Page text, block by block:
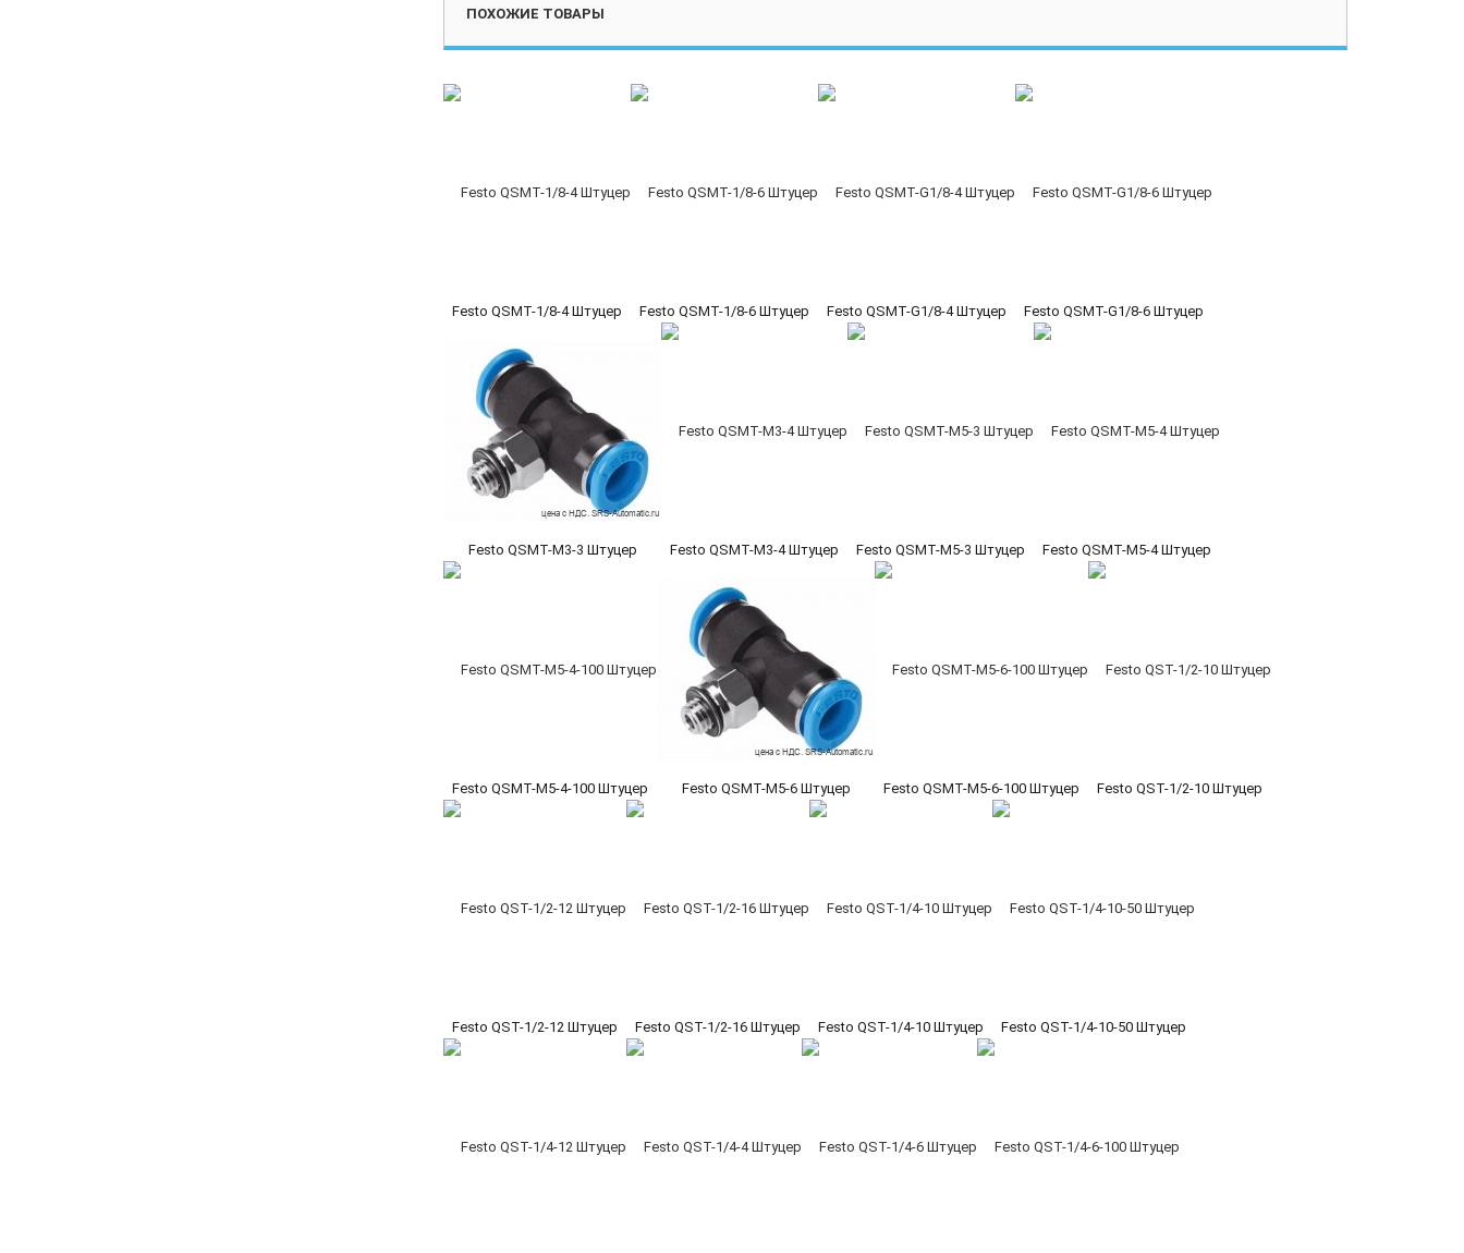
ПОХОЖИЕ ТОВАРЫ
Festo QSMT-1/8-4 Штуцер Festo QSMT-1/8-6 Штуцер Festo QSMT-G1/8-4 Штуцер Festo QSMT-G1/8-6 Штуцер
Festo QSMT-M3-3 Штуцер Festo QSMT-M3-4 Штуцер Festo QSMT-M5-3 Штуцер Festo QSMT-M5-4 Штуцер
Festo QSMT-M5-4-100 Штуцер Festo QSMT-M5-6 Штуцер Festo QSMT-M5-6-100 Штуцер Festo QST-1/2-10 Штуцер
Festo QST-1/2-12 Штуцер Festo QST-1/2-16 Штуцер Festo QST-1/4-10 Штуцер Festo QST-1/4-10-50 Штуцер